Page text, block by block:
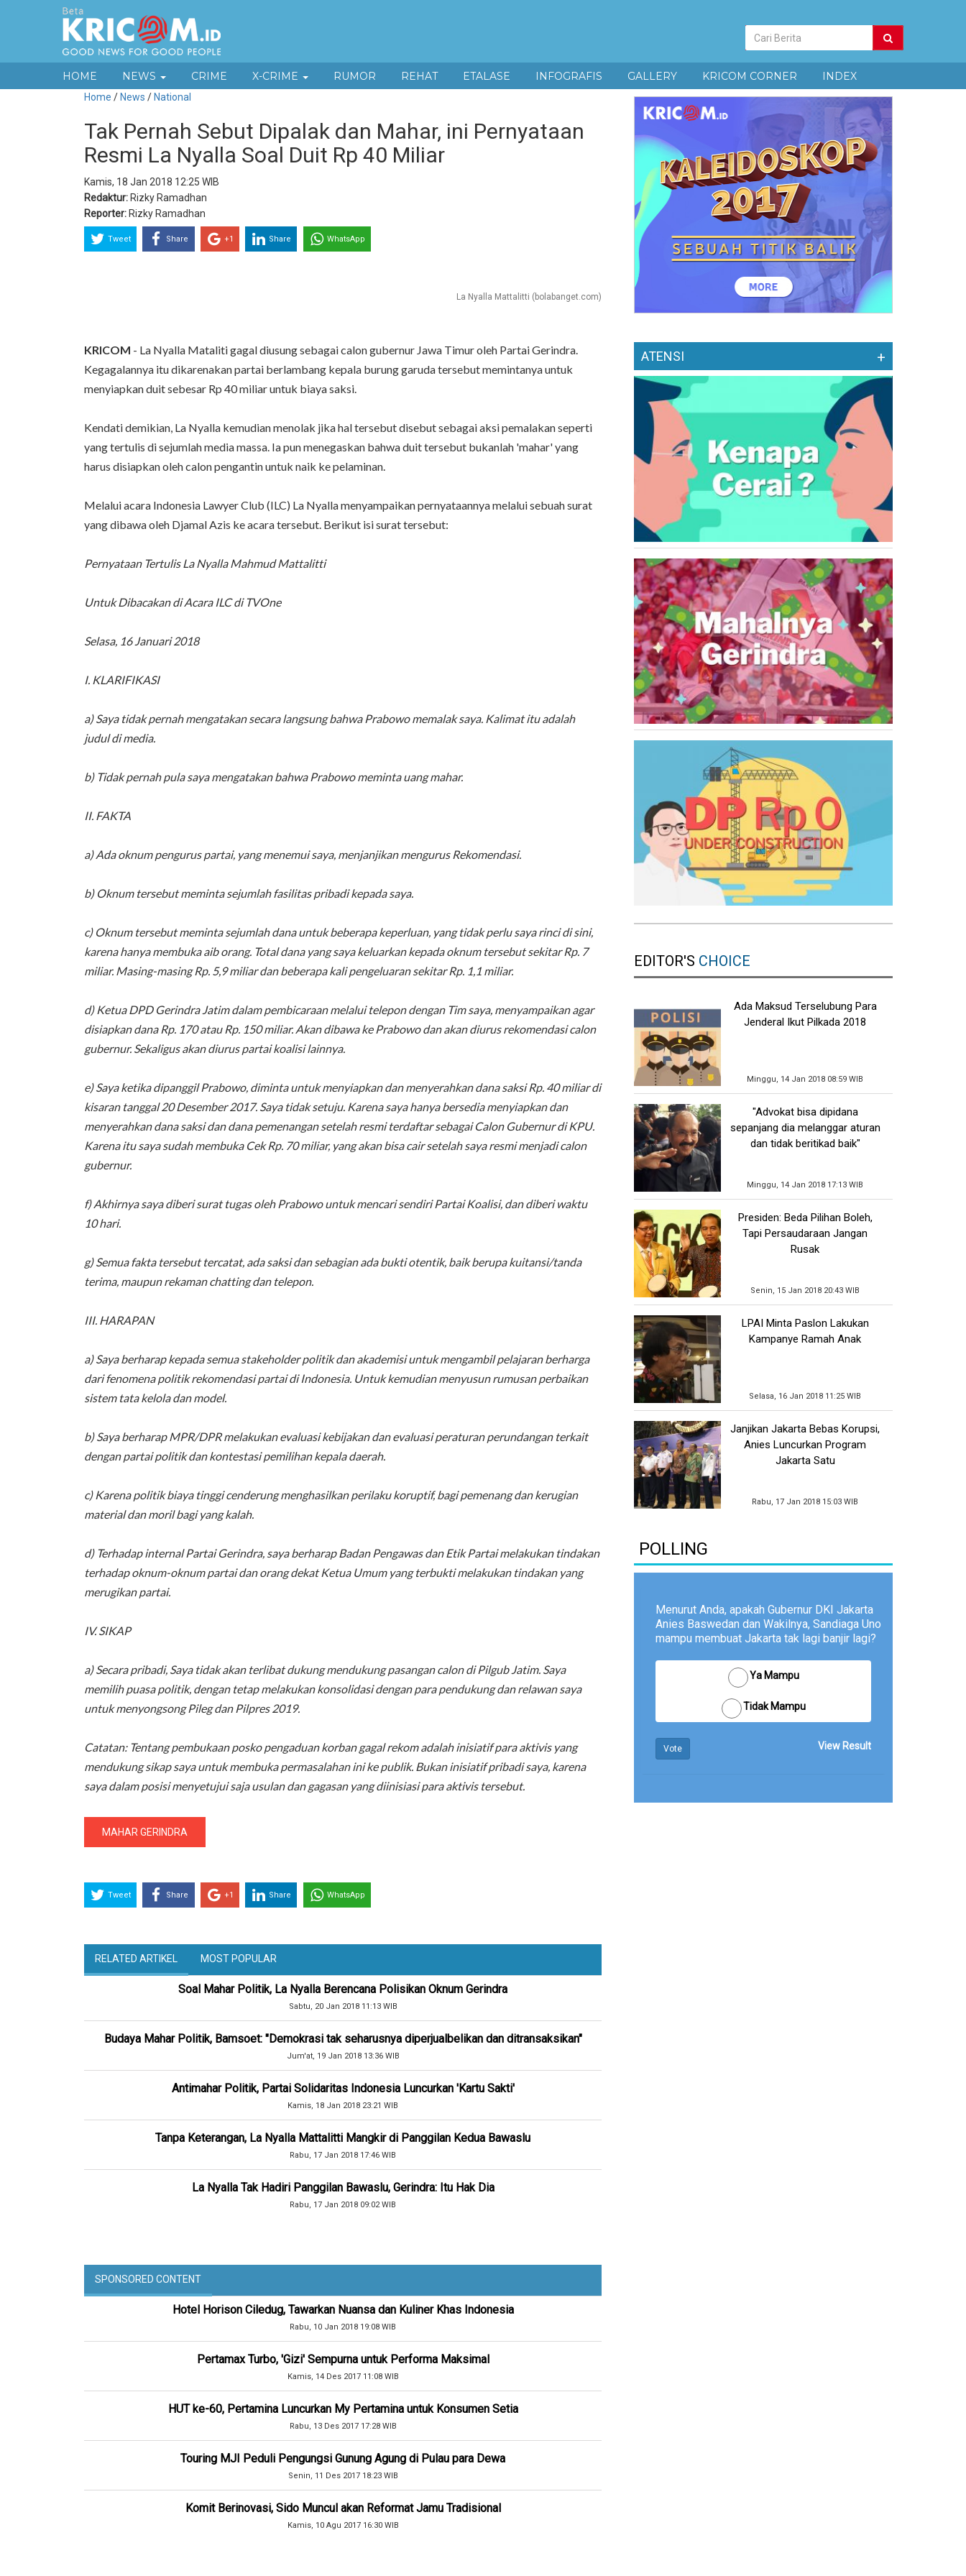
Pencarian
Berita
HOME NEWS CRIME X-CRIME RUMOR REHAT ETALASE INFOGRAFIS GALLERY KRICOM CORNER INDEX
Home / News / National
Tak Pernah Sebut Dipalak dan Mahar, ini Pernyataan
Resmi La Nyalla Soal Duit Rp 40 Miliar
Kamis, 18 Jan 2018 12:25 WIB
Redaktur: Rizky Ramadhan
Reporter: Rizky Ramadhan
Tweet Share +1 Share WhatsApp
La Nyalla Mattalitti (bolabanget.com)
KRICOM - La Nyalla Mataliti gagal diusung sebagai calon gubernur Jawa Timur oleh Partai Gerindra.
Kegagalannya itu dikarenakan partai berlambang kepala burung garuda tersebut memintanya untuk
menyiapkan duit sebesar Rp 40 miliar untuk biaya saksi.
Kendati demikian, La Nyalla kemudian menolak jika hal tersebut disebut sebagai aksi pemalakan seperti
yang tertulis di sejumlah media massa. Ia pun menegaskan bahwa duit tersebut bukanlah 'mahar' yang
harus disiapkan oleh calon pengantin untuk naik ke pelaminan.
Melalui acara Indonesia Lawyer Club (ILC) La Nyalla menyampaikan pernyataannya melalui sebuah surat
yang dibawa oleh Djamal Azis ke acara tersebut. Berikut isi surat tersebut:
Pernyataan Tertulis La Nyalla Mahmud Mattalitti
Untuk Dibacakan di Acara ILC di TVOne
Selasa, 16 Januari 2018
I. KLARIFIKASI
a) Saya tidak pernah mengatakan secara langsung bahwa Prabowo memalak saya. Kalimat itu adalah
judul di media.
b) Tidak pernah pula saya mengatakan bahwa Prabowo meminta uang mahar.
II. FAKTA
a) Ada oknum pengurus partai, yang menemui saya, menjanjikan mengurus Rekomendasi.
b) Oknum tersebut meminta sejumlah fasilitas pribadi kepada saya.
c) Oknum tersebut meminta sejumlah dana untuk beberapa keperluan, yang tidak perlu saya rinci di sini,
karena hanya membuka aib orang. Total dana yang saya keluarkan kepada oknum tersebut sekitar Rp. 7
miliar. Masing-masing Rp. 5,9 miliar dan beberapa kali pengeluaran sekitar Rp. 1,1 miliar.
d) Ketua DPD Gerindra Jatim dalam pembicaraan melalui telepon dengan Tim saya, menyampaikan agar
disiapkan dana Rp. 170 atau Rp. 150 miliar. Akan dibawa ke Prabowo dan akan diurus rekomendasi calon
gubernur. Sekaligus akan diurus partai koalisi lainnya.
e) Saya ketika dipanggil Prabowo, diminta untuk menyiapkan dan menyerahkan dana saksi Rp. 40 miliar di
kisaran tanggal 20 Desember 2017. Saya tidak setuju. Karena saya hanya bersedia menyiapkan dan
menyerahkan dana saksi dan dana pemenangan setelah resmi terdaftar sebagai Calon Gubernur di KPU.
Karena itu saya sudah membuka Cek Rp. 70 miliar, yang akan bisa cair setelah saya resmi menjadi calon
gubernur.
f) Akhirnya saya diberi surat tugas oleh Prabowo untuk mencari sendiri Partai Koalisi, dan diberi waktu
10 hari.
g) Semua fakta tersebut tercatat, ada saksi dan sebagian ada bukti otentik, baik berupa kuitansi/tanda
terima, maupun rekaman chatting dan telepon.
III. HARAPAN
a) Saya berharap kepada semua stakeholder politik dan akademisi untuk mengambil pelajaran berharga
dari fenomena politik rekomendasi partai di Indonesia. Untuk kemudian menyusun rumusan perbaikan
sistem tata kelola dan model.
b) Saya berharap MPR/DPR melakukan evaluasi kebijakan dan evaluasi peraturan perundangan terkait
dengan partai politik dan kontestasi pemilihan kepala daerah.
c) Karena politik biaya tinggi cenderung menghasilkan perilaku koruptif, bagi pemenang dan kerugian
material dan moril bagi yang kalah.
d) Terhadap internal Partai Gerindra, saya berharap Badan Pengawas dan Etik Partai melakukan tindakan
terhadap oknum-oknum partai dan orang dekat Ketua Umum yang terbukti melakukan tindakan yang
merugikan partai.
IV. SIKAP
a) Secara pribadi, Saya tidak akan terlibat dukung mendukung pasangan calon di Pilgub Jatim. Saya
memilih puasa politik, dengan tetap melakukan konsolidasi dengan para pendukung dan relawan saya
untuk menyongsong Pileg dan Pilpres 2019.
Catatan: Tentang pembukaan posko pengaduan korban gagal rekom adalah inisiatif para aktivis yang
mendukung sikap saya untuk membuka permasalahan ini ke publik. Bukan inisiatif pribadi saya, karena
saya dalam posisi menyetujui saja usulan dan gagasan yang diinisiasi para aktivis tersebut.
MAHAR GERINDRA
Tweet Share +1 Share WhatsApp
RELATED ARTIKEL MOST POPULAR
Soal Mahar Politik, La Nyalla Berencana Polisikan Oknum Gerindra
Sabtu, 20 Jan 2018 11:13 WIB
Budaya Mahar Politik, Bamsoet: "Demokrasi tak seharusnya diperjualbelikan dan ditransaksikan"
Jum'at, 19 Jan 2018 13:36 WIB
Antimahar Politik, Partai Solidaritas Indonesia Luncurkan 'Kartu Sakti'
Kamis, 18 Jan 2018 23:21 WIB
Tanpa Keterangan, La Nyalla Mattalitti Mangkir di Panggilan Kedua Bawaslu
Rabu, 17 Jan 2018 17:46 WIB
La Nyalla Tak Hadiri Panggilan Bawaslu, Gerindra: Itu Hak Dia
Rabu, 17 Jan 2018 09:02 WIB
SPONSORED CONTENT
Hotel Horison Ciledug, Tawarkan Nuansa dan Kuliner Khas Indonesia
Rabu, 10 Jan 2018 19:08 WIB
Pertamax Turbo, 'Gizi' Sempurna untuk Performa Maksimal
Kamis, 14 Des 2017 11:08 WIB
HUT ke-60, Pertamina Luncurkan My Pertamina untuk Konsumen Setia
Rabu, 13 Des 2017 17:28 WIB
Touring MJI Peduli Pengungsi Gunung Agung di Pulau para Dewa
Senin, 11 Des 2017 18:23 WIB
Komit Berinovasi, Sido Muncul akan Reformat Jamu Tradisional
Kamis, 10 Agu 2017 16:30 WIB
ATENSI +
EDITOR'S CHOICE
Ada Maksud Terselubung Para
Jenderal Ikut Pilkada 2018
Minggu, 14 Jan 2018 08:59 WIB
"Advokat bisa dipidana
sepanjang dia melanggar aturan
dan tidak beritikad baik"
Minggu, 14 Jan 2018 17:13 WIB
Presiden: Beda Pilihan Boleh,
Tapi Persaudaraan Jangan
Rusak
Senin, 15 Jan 2018 20:43 WIB
LPAI Minta Paslon Lakukan
Kampanye Ramah Anak
Selasa, 16 Jan 2018 11:25 WIB
Janjikan Jakarta Bebas Korupsi,
Anies Luncurkan Program
Jakarta Satu
Rabu, 17 Jan 2018 15:03 WIB
POLLING
Menurut Anda, apakah Gubernur DKI Jakarta
Anies Baswedan dan Wakilnya, Sandiaga Uno
mampu membuat Jakarta tak lagi banjir lagi?
Ya Mampu
Tidak Mampu
Vote View Result